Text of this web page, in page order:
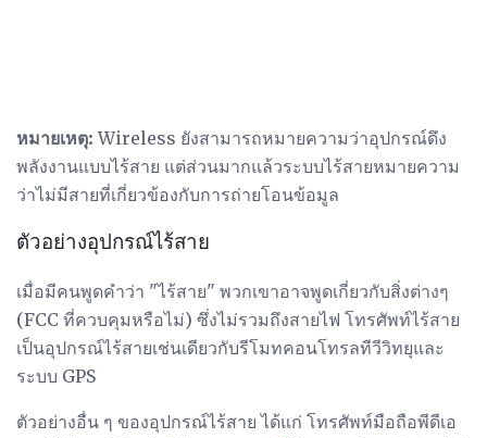
หมายเหตุ: Wireless ยังสามารถหมายความว่าอุปกรณ์ดึง
พลังงานแบบไร้สาย แต่ส่วนมากแล้วระบบไร้สายหมายความ
ว่าไม่มีสายที่เกี่ยวข้องกับการถ่ายโอนข้อมูล
ตัวอย่างอุปกรณ์ไร้สาย
เมื่อมีคนพูดคำว่า "ไร้สาย" พวกเขาอาจพูดเกี่ยวกับสิ่งต่างๆ
(FCC ที่ควบคุมหรือไม่) ซึ่งไม่รวมถึงสายไฟ โทรศัพท์ไร้สาย
เป็นอุปกรณ์ไร้สายเช่นเดียวกับรีโมทคอนโทรลทีวีวิทยุและ
ระบบ GPS
ตัวอย่างอื่น ๆ ของอุปกรณ์ไร้สาย ได้แก่ โทรศัพท์มือถือพีดีเอ